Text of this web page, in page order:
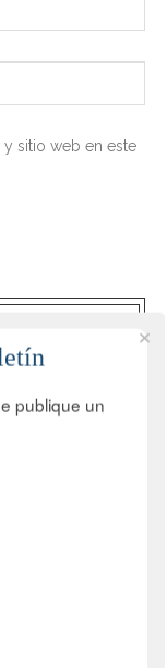
sitio web en este
publique un